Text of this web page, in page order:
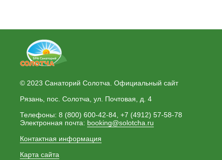
© 2023 Санаторий Солотча. Официальный сайт
Рязань, пос. Солотча, ул. Почтовая, д. 4
Телефоны: 8 (800) 600-42-84, +7 (4912) 57-58-78
Электронная почта: booking@solotcha.ru
Контактная информация
Карта сайта